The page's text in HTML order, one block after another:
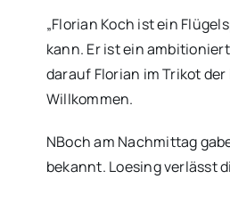
„Florian Koch ist ein
kann. Er ist ein
darauf Florian im Trikot der
Willkommen.
NBoch am Nachmittag
bekannt. Loesing verlässt